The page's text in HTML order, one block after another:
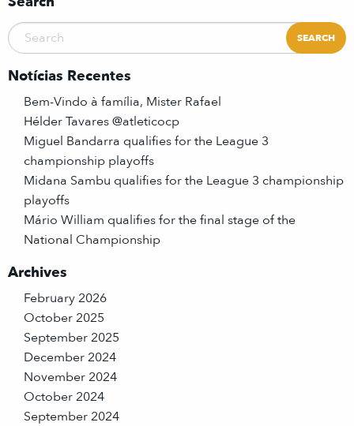
Notícias Recentes
Bem-Vindo à família, Mister Rafael
Hélder Tavares @atleticocp
Miguel Bandarra qualifies for the League 3
championship playoffs
Midana Sambu qualifies for the League 3 championship
playoffs
Mário William qualifies for the final stage of the
National Championship
Archives
February 2026
October 2025
September 2025
December 2024
November 2024
October 2024
September 2024